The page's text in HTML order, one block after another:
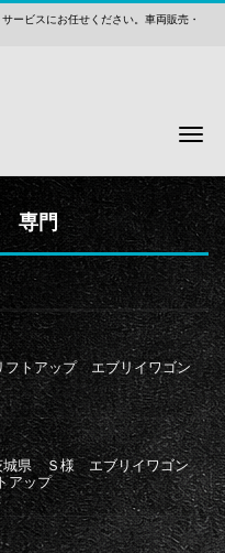
ービスにお任せください。車両販売・
専門
フトアップ エブリイワゴン
城県 Ｓ様 エブリイワゴン
トアップ